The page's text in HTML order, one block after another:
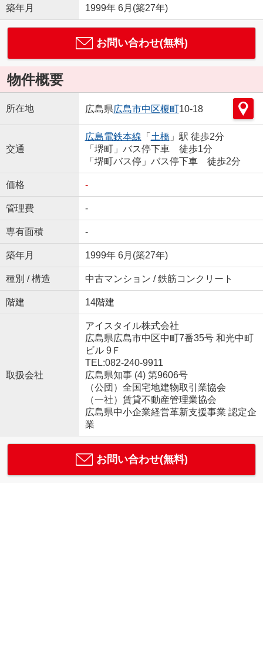
築年月 1999年 6月(築27年)
お問い合わせ(無料)
物件概要
所在地 広島県広島市中区榎町10-18
交通
広島電鉄本線 「 土橋 」駅 徒歩2分
「堺町」バス停下車 徒歩1分
「堺町バス停」バス停下車 徒歩2分
価格 -
管理費 -
専有面積 -
築年月 1999年 6月(築27年)
種別 / 構造 中古マンション / 鉄筋コンクリート
階建 14階建
取扱会社
アイスタイル株式会社
広島県広島市中区中町7番35号 和光中町
ビル 9Ｆ
TEL:082-240-9911
広島県知事 (4) 第9606号
（公団）全国宅地建物取引業協会
（一社）賃貸不動産管理業協会
広島県中小企業経営革新支援事業 認定企
業
お問い合わせ(無料)